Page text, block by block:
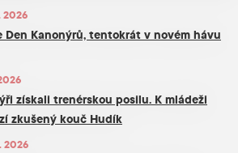
2026
Den Kanonýrů, tentokrát v novém hávu
získali trenérskou posilu. K mládeži
zkušený kouč Hudík
2026